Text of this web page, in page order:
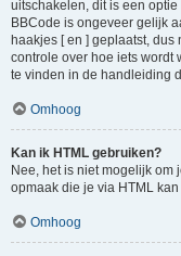
uitschakelen, dit is een
BBCode is ongeveer gelijk
haakjes [ en ] geplaatst, dus
controle over hoe iets wordt
te vinden in de handleiding
Omhoog
Kan ik HTML gebruiken?
Nee, het is niet mogelijk om
opmaak die je via HTML
Omhoog